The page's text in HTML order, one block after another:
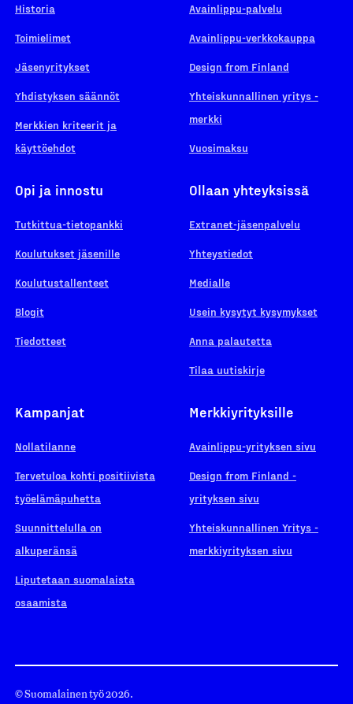
Historia
Toimielimet
Jäsenyritykset
Yhdistyksen säännöt
Merkkien kriteerit ja
käyttöehdot
Avainlippu-palvelu
Avainlippu-verkkokauppa
Design from Finland
Yhteiskunnallinen yritys -
merkki
Vuosimaksu
Opi ja innostu
Tutkittua-tietopankki
Koulutukset jäsenille
Koulutustallenteet
Blogit
Tiedotteet
Ollaan yhteyksissä
Extranet-jäsenpalvelu
Yhteystiedot
Medialle
Usein kysytyt kysymykset
Anna palautetta
Tilaa uutiskirje
Kampanjat
Nollatilanne
Tervetuloa kohti positiivista
työelämäpuhetta
Suunnittelulla on
alkuperänsä
Liputetaan suomalaista
osaamista
Merkkiyrityksille
Avainlippu-yrityksen sivu
Design from Finland -
yrityksen sivu
Yhteiskunnallinen Yritys -
merkkiyrityksen sivu
© Suomalainen työ 2026.